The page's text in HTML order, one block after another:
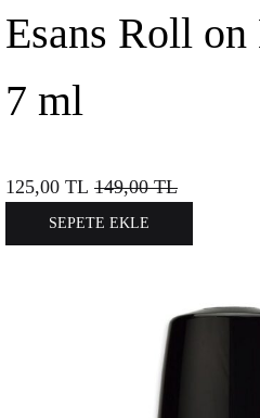
Esans Roll
7 ml
125,00 TL 149,00TL
SEPETE EKLE